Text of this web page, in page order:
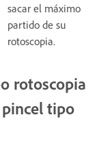
sacar el máximo
partido de su
rotoscopia.
rotoscopia
tipo